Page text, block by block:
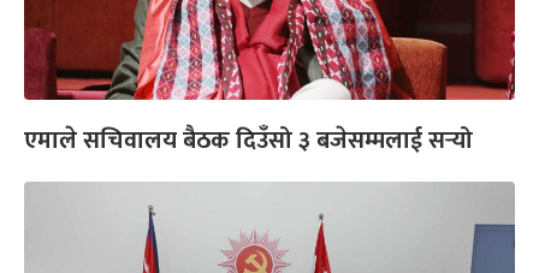
एमाले सचिवालय बैठक दिउँसो ३ बजेसम्मलाई सर्‍यो